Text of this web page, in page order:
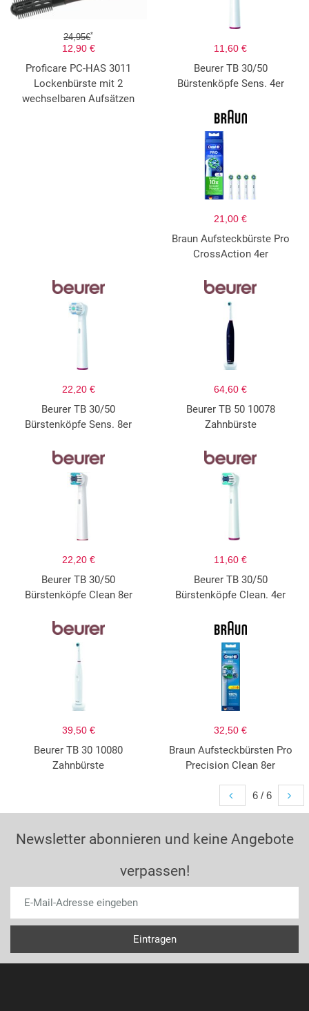
24,95€*
12,90 €
Proficare PC-HAS 3011
Lockenbürste mit 2
wechselbaren Aufsätzen
11,60 €
Beurer TB 30/50
Bürstenköpfe Sens. 4er
21,00 €
Braun Aufsteckbürste Pro
CrossAction 4er
22,20 €
Beurer TB 30/50
Bürstenköpfe Sens. 8er
64,60 €
Beurer TB 50 10078
Zahnbürste
22,20 €
Beurer TB 30/50
Bürstenköpfe Clean 8er
11,60 €
Beurer TB 30/50
Bürstenköpfe Clean. 4er
39,50 €
Beurer TB 30 10080
Zahnbürste
32,50 €
Braun Aufsteckbürsten Pro
Precision Clean 8er
6 / 6
Newsletter abonnieren und keine Angebote
verpassen!